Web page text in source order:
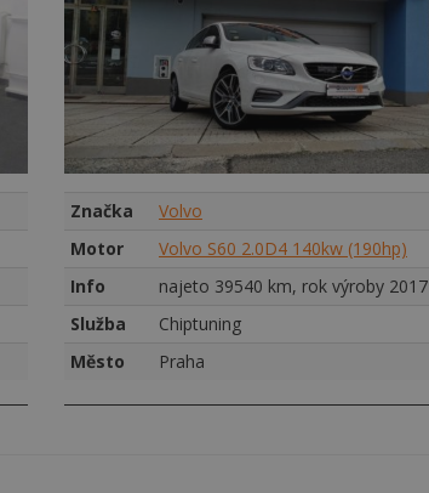
Značka
Volvo
Motor
Volvo S60 2.0D4 140kw (190hp)
Info
najeto 39540 km, rok výroby 2017
Služba
Chiptuning
Město
Praha